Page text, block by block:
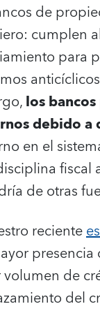
de
cumplen
para
los
debido a
en el
fiscal
de otras
reciente
presencia
de
del